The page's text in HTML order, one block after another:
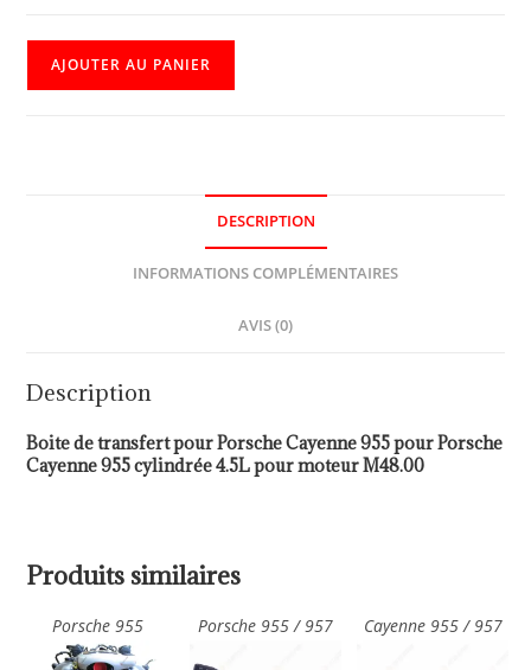
AJOUTER AU PANIER
DESCRIPTION
INFORMATIONS COMPLÉMENTAIRES
AVIS (0)
Description
Boite de transfert pour Porsche Cayenne 955 pour Porsche
Cayenne 955 cylindrée 4.5L pour moteur M48.00
Produits similaires
Porsche 955 Porsche 955 / 957 Cayenne 955 / 957